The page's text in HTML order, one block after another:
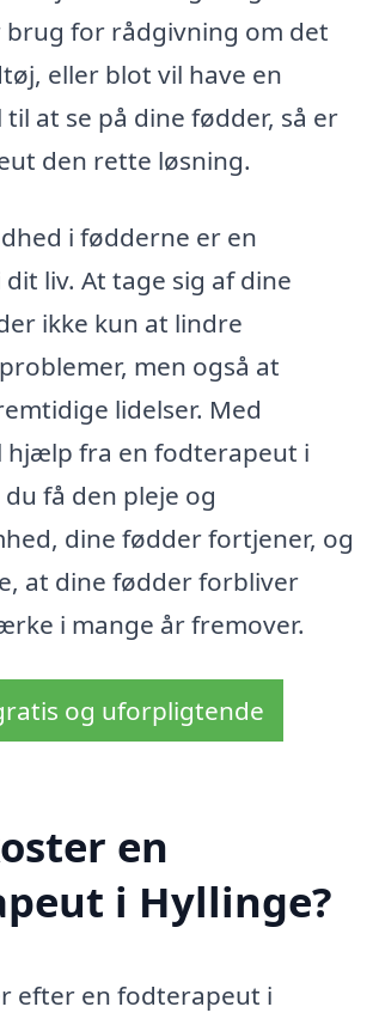
brug for rådgivning om det
eller blot vil have en
at se på dine fødder, så er
den rette løsning.
i fødderne er en
liv. At tage sig af dine
ikke kun at lindre
men også at
lidelser. Med
hjælp fra en fodterapeut i
få den pleje og
dine fødder fortjener, og
at dine fødder forbliver
i mange år fremover.
og uforpligtende
en
i Hyllinge?
efter en fodterapeut i